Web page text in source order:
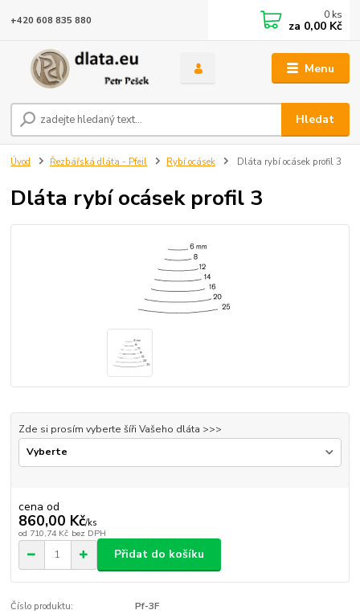
Menu
Hledat
+420 608 835 880 0 ks
za 0,00 Kč
Úvod Řezbářská dláta - Pfeil Rybí ocásek Dláta rybí ocásek profil 3
Dláta rybí ocásek profil 3
Zde si prosím vyberte šíři Vašeho dláta >>>
cena od
860,00 Kč/ks
od 710,74 Kč bez DPH
Přidat do košíku
Číslo produktu: Pf-3F